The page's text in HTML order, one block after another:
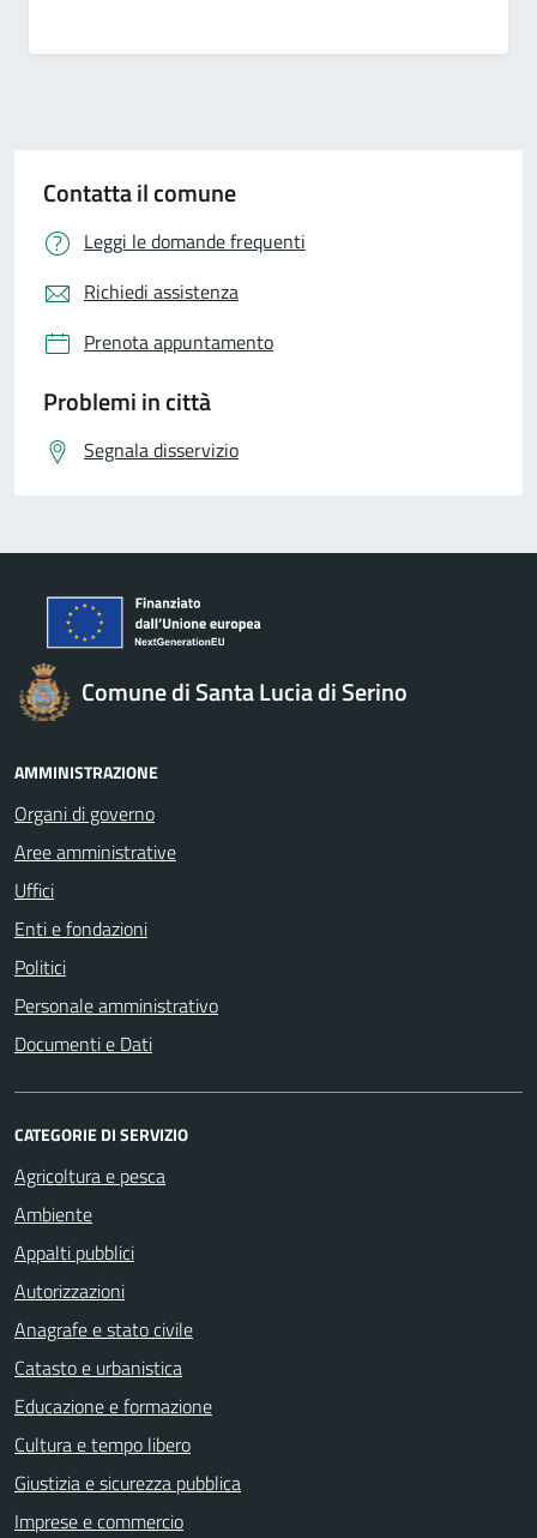
Contatta il comune
Leggi le domande frequenti
Richiedi assistenza
Prenota appuntamento
Problemi in città
Segnala disservizio
Comune di Santa Lucia di Serino
AMMINISTRAZIONE
Organi di governo
Aree amministrative
Uffici
Enti e fondazioni
Politici
Personale amministrativo
Documenti e Dati
CATEGORIE DI SERVIZIO
Agricoltura e pesca
Ambiente
Appalti pubblici
Autorizzazioni
Anagrafe e stato civile
Catasto e urbanistica
Educazione e formazione
Cultura e tempo libero
Giustizia e sicurezza pubblica
Imprese e commercio